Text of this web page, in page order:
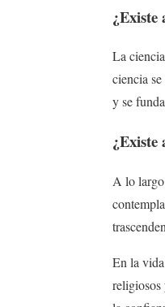
¿Existe
La
ciencia
y se
¿Existe
A lo
En la
religiosos